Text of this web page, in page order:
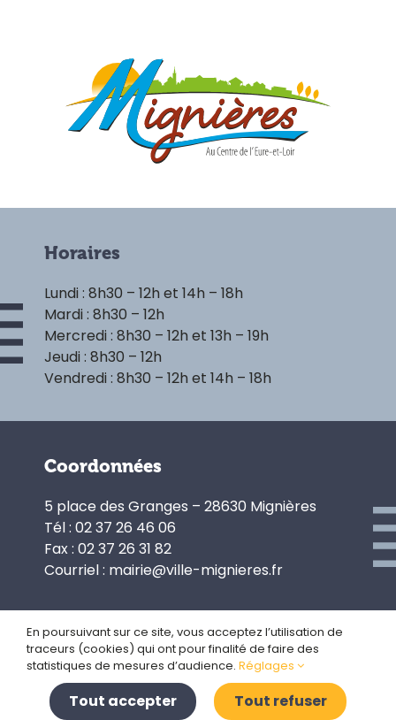
Horaires
Lundi : 8h30 – 12h et 14h – 18h
Mardi : 8h30 – 12h
Mercredi : 8h30 – 12h et 13h – 19h
Jeudi : 8h30 – 12h
Vendredi : 8h30 – 12h et 14h – 18h
Coordonnées
5 place des Granges – 28630 Mignières
Tél : 02 37 26 46 06
Fax : 02 37 26 31 82
Courriel : mairie@ville-mignieres.fr
Politique de confidentialité
Gestion des cookies
Plan du site
Mentions légales
En poursuivant sur ce site, vous acceptez l’utilisation de
traceurs (cookies) qui ont pour finalité de faire des
statistiques de mesures d’audience. Réglages
Tout accepter Tout refuser